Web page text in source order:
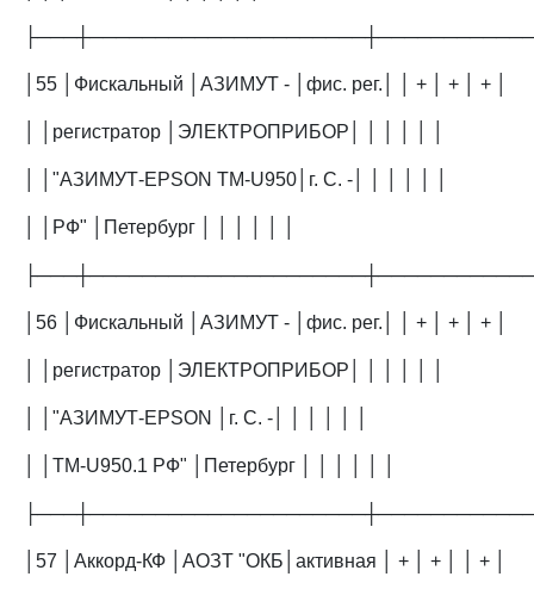
│55 │Фискальный │АЗИМУТ - │фис. рег.│ │ + │ + │ + │
│ │регистратор │ЭЛЕКТРОПРИБОР│ │ │ │ │ │
│ │"АЗИМУТ-EPSON TM-U950│г. С. -│ │ │ │ │ │
│ │РФ" │Петербург │ │ │ │ │ │
│56 │Фискальный │АЗИМУТ - │фис. рег.│ │ + │ + │ + │
│ │регистратор │ЭЛЕКТРОПРИБОР│ │ │ │ │ │
│ │"АЗИМУТ-EPSON │г. С. -│ │ │ │ │ │
│ │TM-U950.1 РФ" │Петербург │ │ │ │ │ │
│57 │Аккорд-КФ │АОЗТ "ОКБ│активная │ + │ + │ │ + │